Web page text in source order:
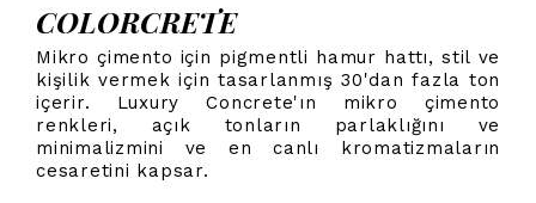
COLORCRETE
Mikro çimento için pigmentli hamur hattı, stil ve
kişilik vermek için tasarlanmış 30'dan fazla ton
içerir. Luxury Concrete'ın mikro çimento
renkleri, açık tonların parlaklığını ve
minimalizmini ve en canlı kromatizmaların
cesaretini kapsar.